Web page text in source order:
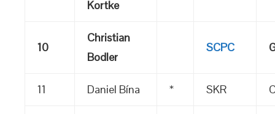
Kortke
10
Christian
Bodler
SCPC
11 Daniel Bína * SKR